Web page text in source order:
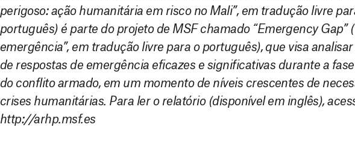
perigoso: ação humanitária em risco no Mali”, em tradução livre
português) é parte do projeto de MSF chamado “Emergency Gap”
emergência”, em tradução livre para o português), que visa
de respostas de emergência eficazes e significativas durante a
do conflito armado, em um momento de níveis crescentes de
crises humanitárias. Para ler o relatório (disponível em inglês),
http://arhp.msf.es